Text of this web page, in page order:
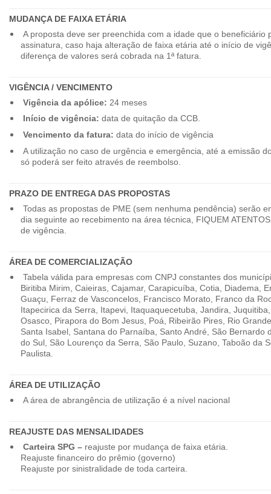
MUDANÇA DE FAIXA ETÁRIA
A proposta deve ser preenchida com a idade que o beneficiário
assinatura, caso haja alteração de faixa etária até o início de
diferença de valores será cobrada na 1ª fatura.
VIGÊNCIA / VENCIMENTO
Vigência da apólice: 24 meses
Início de vigência: data de quitação da CCB.
Vencimento da fatura: data do início de vigência
A utilização no caso de urgência e emergência, até a emissão
só poderá ser feito através de reembolso.
PRAZO DE ENTREGA DAS PROPOSTAS
Todas as propostas de PME (sem nenhuma pendência) serão
dia seguinte ao recebimento na área técnica, FIQUEM
de vigência.
ÁREA DE COMERCIALIZAÇÃO
Tabela válida para empresas com CNPJ constantes dos
Biritiba Mirim, Caieiras, Cajamar, Carapicuíba, Cotia, Diadema,
Guaçu, Ferraz de Vasconcelos, Francisco Morato, Franco da
Itapecirica da Serra, Itapevi, Itaquaquecetuba, Jandira,
Osasco, Pirapora do Bom Jesus, Poá, Ribeirão Pires, Rio
Santa Isabel, Santana do Parnaíba, Santo André, São Bernardo
do Sul, São Lourenço da Serra, São Paulo, Suzano, Taboão da
Paulista.
ÁREA DE UTILIZAÇÃO
A área de abrangência de utilização é a nível nacional
REAJUSTE DAS MENSALIDADES
Carteira SPG –reajuste por mudança de faixa etária.
Reajuste financeiro do prêmio (governo)
Reajuste por sinistralidade de toda carteira.